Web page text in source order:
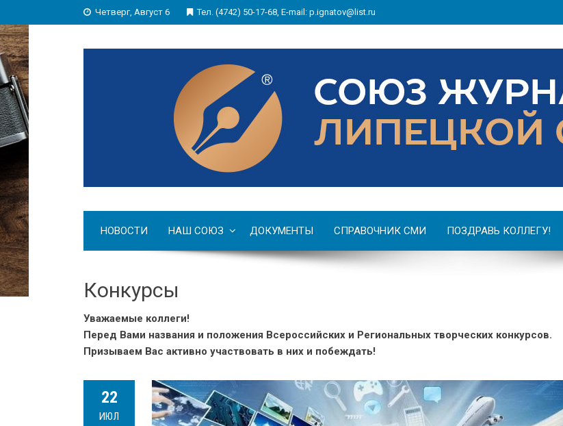
Четверг, Август 6 Тел. (4742) 50-17-68, E-mail: p.ignatov@list.ru
НОВОСТИ НАШ СОЮЗ ДОКУМЕНТЫ СПРАВОЧНИК СМИ ПОЗДРАВЬ КОЛЛЕГУ!
Конкурсы
Уважаемые коллеги!
Перед Вами названия и положения Всероссийских и Региональных творческих конкурсов.
Призываем Вас активно участвовать в них и побеждать!
22
ИЮЛ